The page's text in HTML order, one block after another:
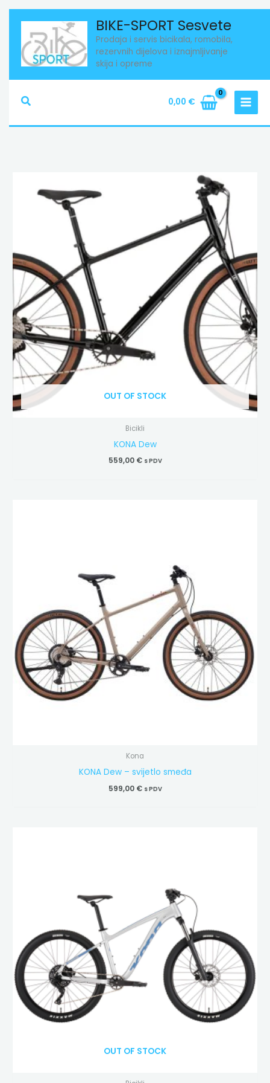
content
BIKE-SPORT Sesvete
Prodaja i servis bicikala, romobila,
rezervnih dijelova i iznajmljivanje
skija i opreme
Search 0,00 €
OUT OF STOCK
Bicikli
KONA Dew
559,00 € s PDV
Kona
KONA Dew – svijetlo smeđa
599,00 € s PDV
OUT OF STOCK